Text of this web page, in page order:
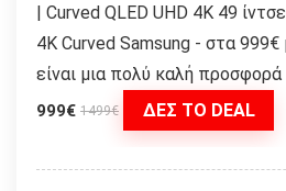
| Curved QLED UHD 4K 49
4K Curved Samsung - στα 999€
είναι μια πολύ καλή
999€ 1499€ ΔΕΣ ΤΟ DEAL